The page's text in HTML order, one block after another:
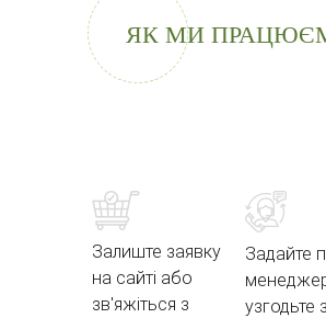
ЯК МИ
Залиште заявку
на сайті або
зв'яжіться з
Задайте
узгодьте